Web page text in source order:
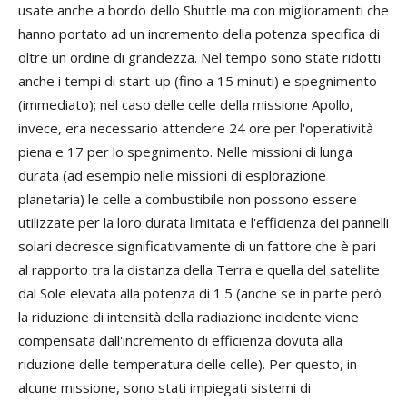
usate anche a bordo dello Shuttle ma con miglioramenti che
hanno portato ad un incremento della potenza specifica di
oltre un ordine di grandezza. Nel tempo sono state ridotti
anche i tempi di start-up (fino a 15 minuti) e spegnimento
(immediato); nel caso delle celle della missione Apollo,
invece, era necessario attendere 24 ore per l'operatività
piena e 17 per lo spegnimento. Nelle missioni di lunga
durata (ad esempio nelle missioni di esplorazione
planetaria) le celle a combustibile non possono essere
utilizzate per la loro durata limitata e l'efficienza dei pannelli
solari decresce significativamente di un fattore che è pari
al rapporto tra la distanza della Terra e quella del satellite
dal Sole elevata alla potenza di 1.5 (anche se in parte però
la riduzione di intensità della radiazione incidente viene
compensata dall'incremento di efficienza dovuta alla
riduzione delle temperatura delle celle). Per questo, in
alcune missione, sono stati impiegati sistemi di